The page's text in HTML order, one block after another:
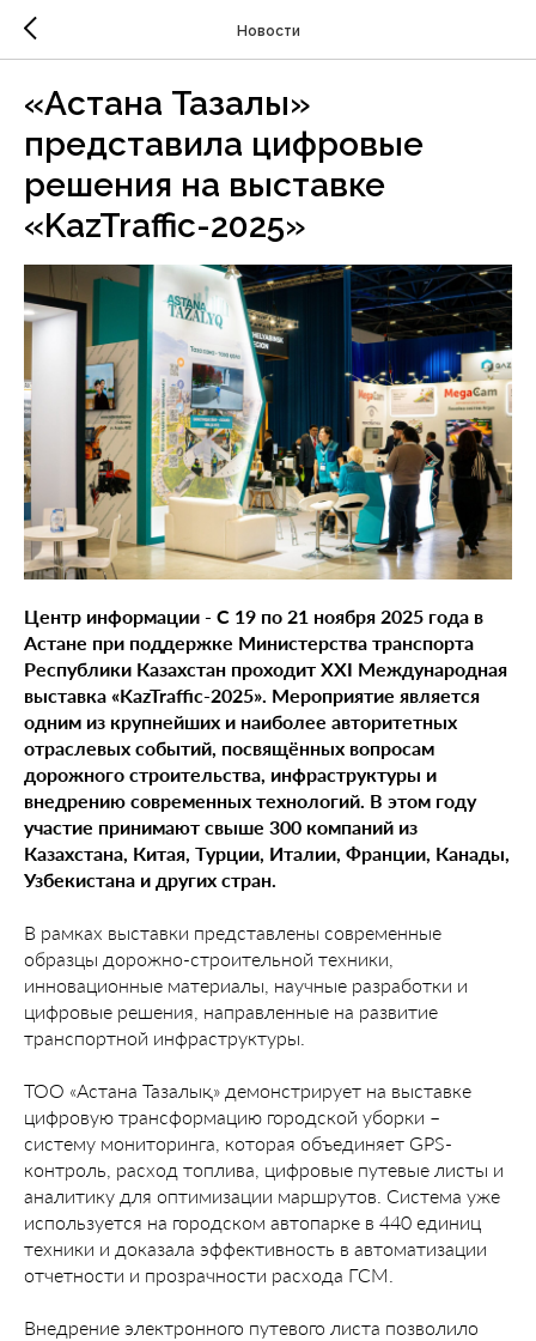
Новости
«Астана Тазалық»
представила цифровые
решения на выставке
«KazTraffic-2025»
Центр информации - С 19 по 21 ноября 2025 года в
Астане при поддержке Министерства транспорта
Республики Казахстан проходит XXI Международная
выставка «KazTraffic-2025». Мероприятие является
одним из крупнейших и наиболее авторитетных
отраслевых событий, посвящённых вопросам
дорожного строительства, инфраструктуры и
внедрению современных технологий. В этом году
участие принимают свыше 300 компаний из
Казахстана, Китая, Турции, Италии, Франции, Канады,
Узбекистана и других стран.
В рамках выставки представлены современные
образцы дорожно-строительной техники,
инновационные материалы, научные разработки и
цифровые решения, направленные на развитие
транспортной инфраструктуры.
ТОО «Астана Тазалық» демонстрирует на выставке
цифровую трансформацию городской уборки –
систему мониторинга, которая объединяет GPS-
контроль, расход топлива, цифровые путевые листы и
аналитику для оптимизации маршрутов. Система уже
используется на городском автопарке в 440 единиц
техники и доказала эффективность в автоматизации
отчетности и прозрачности расхода ГСМ.
Внедрение электронного путевого листа позволило